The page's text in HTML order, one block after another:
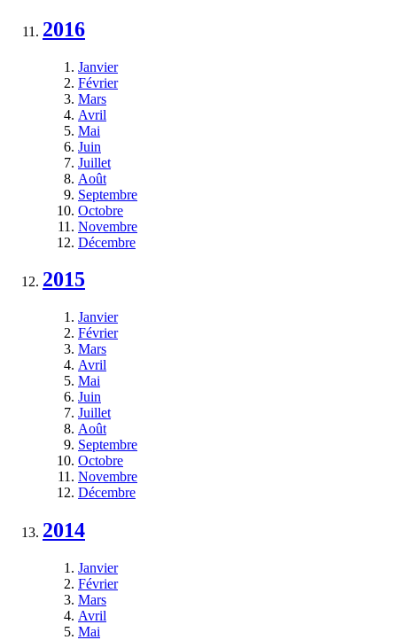
2016
Janvier
Février
Mars
Avril
Mai
Juin
Juillet
Août
Septembre
Octobre
Novembre
Décembre
2015
Janvier
Février
Mars
Avril
Mai
Juin
Juillet
Août
Septembre
Octobre
Novembre
Décembre
2014
Janvier
Février
Mars
Avril
Mai